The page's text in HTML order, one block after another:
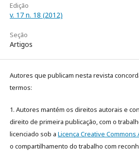
Edição
v. 17 n. 18 (2012)
Seção
Artigos
Autores que publicam nesta revista
termos:
1. Autores mantém os direitos autorais e
direito de primeira publicação, com o
licenciado sob a Licença Creative Commons
o compartilhamento do trabalho com